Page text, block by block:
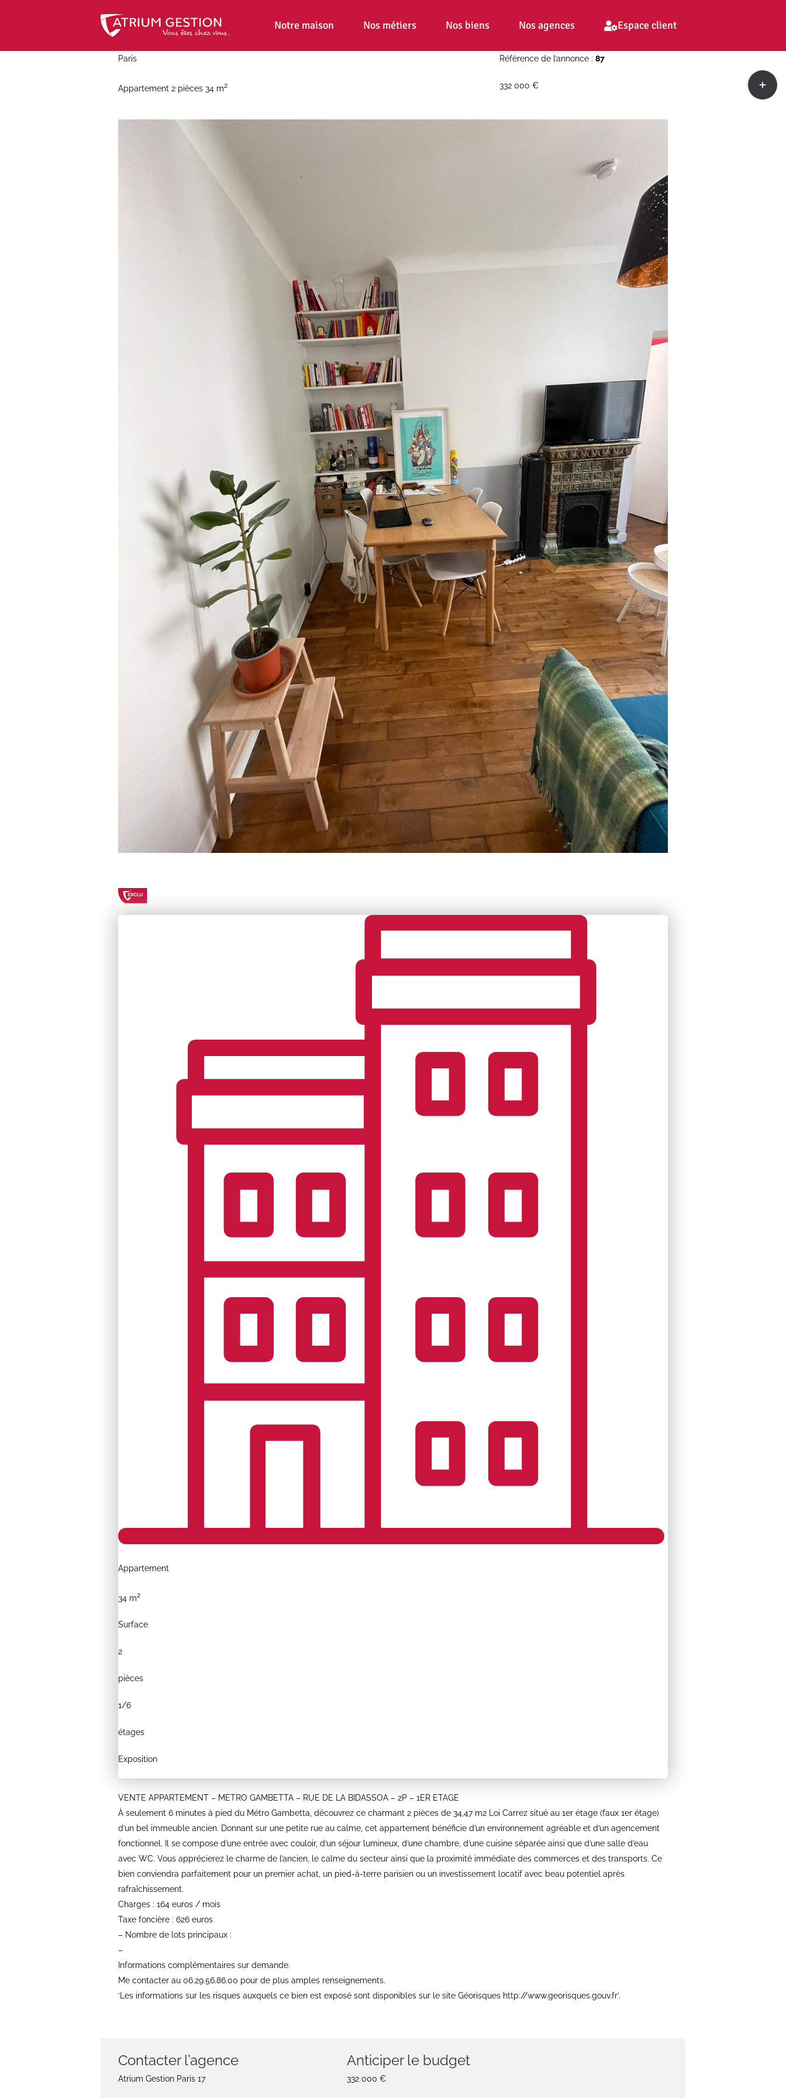
Notre maison Nos métiers Nos biens Nos agences Espace client
Paris
Appartement 2 pièces 34 m2
Référence de l’annonce : 87
332 000 €
Appartement
34 m2
Surface
2
pièces
1/6
étages
Exposition
VENTE APPARTEMENT – METRO GAMBETTA – RUE DE LA BIDASSOA – 2P – 1ER ETAGE
À seulement 6 minutes à pied du Métro Gambetta, découvrez ce charmant 2 pièces de 34,47 m2 Loi Carrez situé au 1er étage (faux 1er étage)
d’un bel immeuble ancien. Donnant sur une petite rue au calme, cet appartement bénéficie d’un environnement agréable et d’un agencement
fonctionnel. Il se compose d’une entrée avec couloir, d’un séjour lumineux, d’une chambre, d’une cuisine séparée ainsi que d’une salle d’eau
avec WC. Vous apprécierez le charme de l’ancien, le calme du secteur ainsi que la proximité immédiate des commerces et des transports. Ce
bien conviendra parfaitement pour un premier achat, un pied-à-terre parisien ou un investissement locatif avec beau potentiel après
rafraîchissement.
Charges : 164 euros / mois
Taxe foncière : 626 euros
– Nombre de lots principaux :
–
Informations complémentaires sur demande.
Me contacter au 06.29.56.86.00 pour de plus amples renseignements.
‘Les informations sur les risques auxquels ce bien est exposé sont disponibles sur le site Géorisques http://www.georisques.gouv.fr’.
Contacter l’agence
Atrium Gestion Paris 17
Anticiper le budget
332 000 €
Toggle
Sliding
Bar